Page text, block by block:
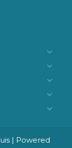
| Powered